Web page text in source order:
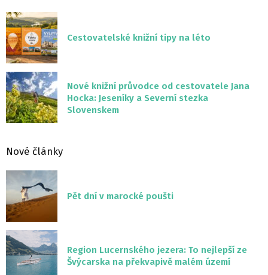
Cestovatelské knižní tipy na léto
Nové knižní průvodce od cestovatele Jana
Hocka: Jeseníky a Severní stezka
Slovenskem
Nové články
Pět dní v marocké poušti
Region Lucernského jezera: To nejlepší ze
Švýcarska na překvapivě malém území